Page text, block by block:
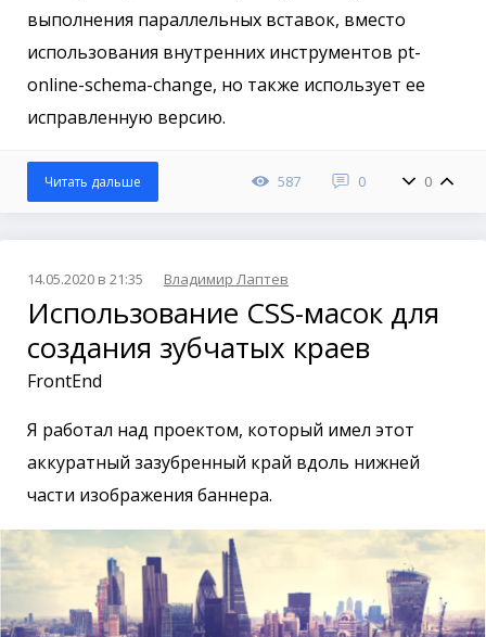
выполнения параллельных вставок, вместо
использования внутренних инструментов pt-
online-schema-change, но также использует ее
исправленную версию.
587 0 0
Читать дальше
14.05.2020 в 21:35 Владимир Лаптев
Использование CSS-масок для
создания зубчатых краев
FrontEnd
Я работал над проектом, который имел этот
аккуратный зазубренный край вдоль нижней
части изображения баннера.